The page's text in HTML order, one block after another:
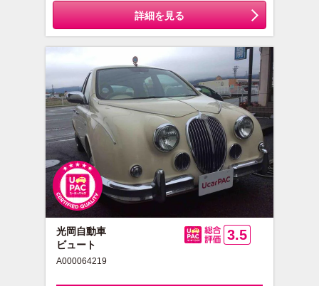
詳細を見る
光岡自動車
ビュート
A000064219
3.5